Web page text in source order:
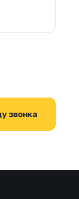
звонка